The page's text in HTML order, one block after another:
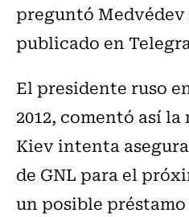
preguntó Medvédev
publicado en
El presidente ruso
2012, comentó así
Kiev intenta
de GNL para el
un posible